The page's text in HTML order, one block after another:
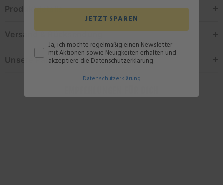
Produktdetails
Versand & Rücksendung
Unsere Partnerschaft
JETZT SPAREN
Ja, ich möchte regelmäßig einen Newsletter
mit Aktionen sowie Neuigkeiten erhalten und
akzeptiere die Datenschutzerklärung.
Datenschutzerklärung